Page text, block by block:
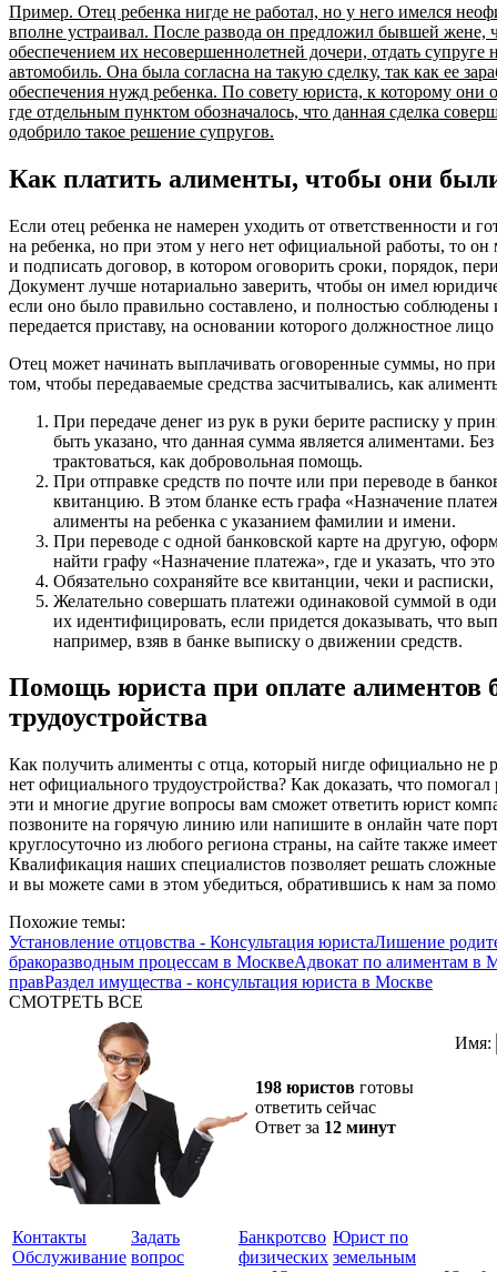
Пример. Отец ребенка нигде не работал, но у него имелся
вполне устраивал. После развода он предложил бывшей жене,
обеспечением их несовершеннолетней дочери, отдать
автомобиль. Она была согласна на такую сделку, так как ее
обеспечения нужд ребенка. По совету юриста, к которому они
где отдельным пунктом обозначалось, что данная сделка
одобрило такое решение супругов.
Как платить алименты, чтобы они
Если отец ребенка не намерен уходить от ответственности и
на ребенка, но при этом у него нет официальной работы, то
и подписать договор, в котором оговорить сроки, порядок,
Документ лучше нотариально заверить, чтобы он имел
если оно было правильно составлено, и полностью соблюдены
передается приставу, на основании которого должностное
Отец может начинать выплачивать оговоренные суммы, но при
том, чтобы передаваемые средства засчитывались, как
При передаче денег из рук в руки берите расписку у
быть указано, что данная сумма является алиментами.
трактоваться, как добровольная помощь.
При отправке средств по почте или при переводе в
квитанцию. В этом бланке есть графа «Назначение
алименты на ребенка с указанием фамилии и имени.
При переводе с одной банковской карте на другую,
найти графу «Назначение платежа», где и указать, что
Обязательно сохраняйте все квитанции, чеки и
Желательно совершать платежи одинаковой суммой в
их идентифицировать, если придется доказывать, что
например, взяв в банке выписку о движении средств.
Помощь юриста при оплате алиментов
трудоустройства
Как получить алименты с отца, который нигде официально не
нет официального трудоустройства? Как доказать, что
эти и многие другие вопросы вам сможет ответить юрист
позвоните на горячую линию или напишите в онлайн чате
круглосуточно из любого региона страны, на сайте также
Квалификация наших специалистов позволяет решать
и вы можете сами в этом убедиться, обратившись к нам за
Похожие темы:
Установление отцовства - Консультация юристаЛишение
бракоразводным процессам в МосквеАдвокат по алиментам в
правРаздел имущества - консультация юриста в Москве
СМОТРЕТЬ ВСЕ
198 юристов готовы
ответить сейчас
Ответ за 12 минут
Имя:
Контакты
Обслуживание
Задать
вопрос
Банкротсво
физических
Юрист по
земельным